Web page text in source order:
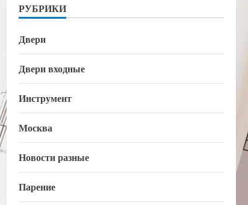
РУБРИКИ
Двери
Двери входные
Инструмент
Москва
Новости разные
Парение